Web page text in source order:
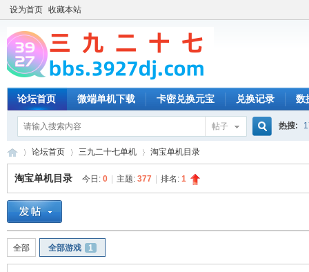
设为首页 收藏本站
论坛首页 微端单机下载 卡密兑换元宝 兑换记录 数
帖子 热搜:
»
论坛首页 三九二十七单机 淘宝单机目录
淘宝单机目录 今日: 0 主题: 377 排名: 1
全部 全部游戏 1